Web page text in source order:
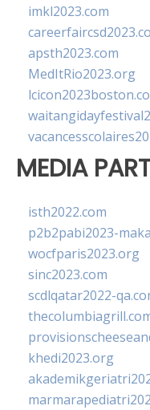
imkl2023.com
apsth2023.com
MedItRio2023.org
MEDIA
isth2022.com
p2b2pabi2023-
wocfparis2023.org
sinc2023.com
scdlqatar2022-
khedi2023.org